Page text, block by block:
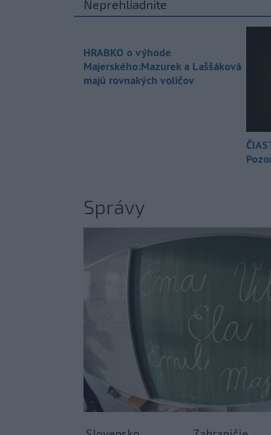
Neprehliadnite
HRABKO o výhode
Majerského:Mazurek a Laššáková
majú rovnakých voličov
Správy